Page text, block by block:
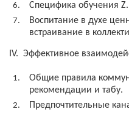
Специфика обучения Z.
Воспитание в духе
встраивание в
IV. Эффективное
Общие правила
рекомендации и табу.
Предпочтительные